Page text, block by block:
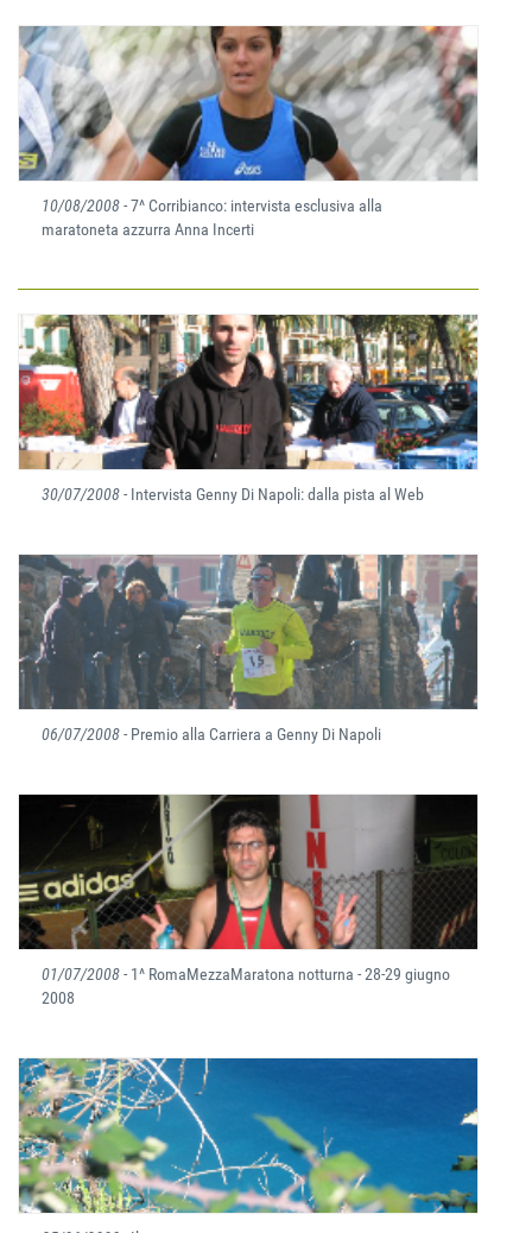
10/08/2008- 7^ Corribianco: intervista esclusiva alla
maratoneta azzurra Anna Incerti
30/07/2008- Intervista Genny Di Napoli: dalla pista al Web
06/07/2008- Premio alla Carriera a Genny Di Napoli
01/07/2008- 1^ RomaMezzaMaratona notturna - 28-29 giugno
2008